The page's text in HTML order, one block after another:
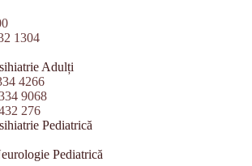
1304
Adulți
4266
9068
276
Pediatrică
Pediatrică